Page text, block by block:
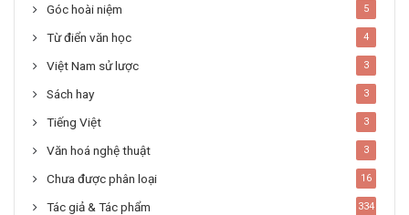
Góc hoài niệm 5
Từ điển văn học 4
Việt Nam sử lược 3
Sách hay 3
Tiếng Việt 3
Văn hoá nghệ thuật 3
Chưa được phân loại 16
Tác giả & Tác phẩm 334